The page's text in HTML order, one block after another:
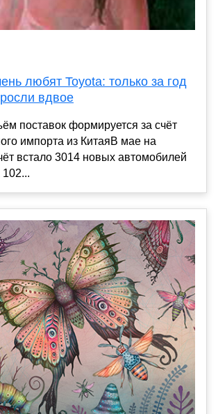
любят Toyota: только за год
вдвое
поставок формируется за счёт
импорта из КитаяВ мае на
встало 3014 новых автомобилей
102...